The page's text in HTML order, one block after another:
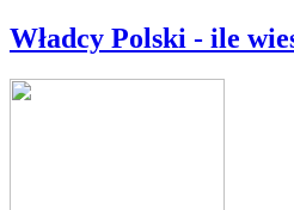
Władcy Polski - ile